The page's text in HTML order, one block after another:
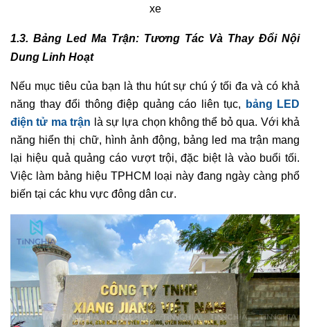
Bảng hiệu tôn dán decal chữ nổi cho cửa hàng phụ tùng
1.3. Bảng Led Ma Trận: Tương Tác Và Thay Đổi Nội
Dung Linh Hoạt
Nếu mục tiêu của bạn là thu hút sự chú ý tối đa và có khả
năng thay đổi thông điệp quảng cáo liên tục, bảng LED
điện tử ma trậnlà sự lựa chọn không thể bỏ qua. Với khả